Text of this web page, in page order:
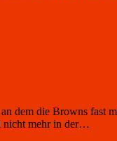
die Browns fast
nicht mehr in der…